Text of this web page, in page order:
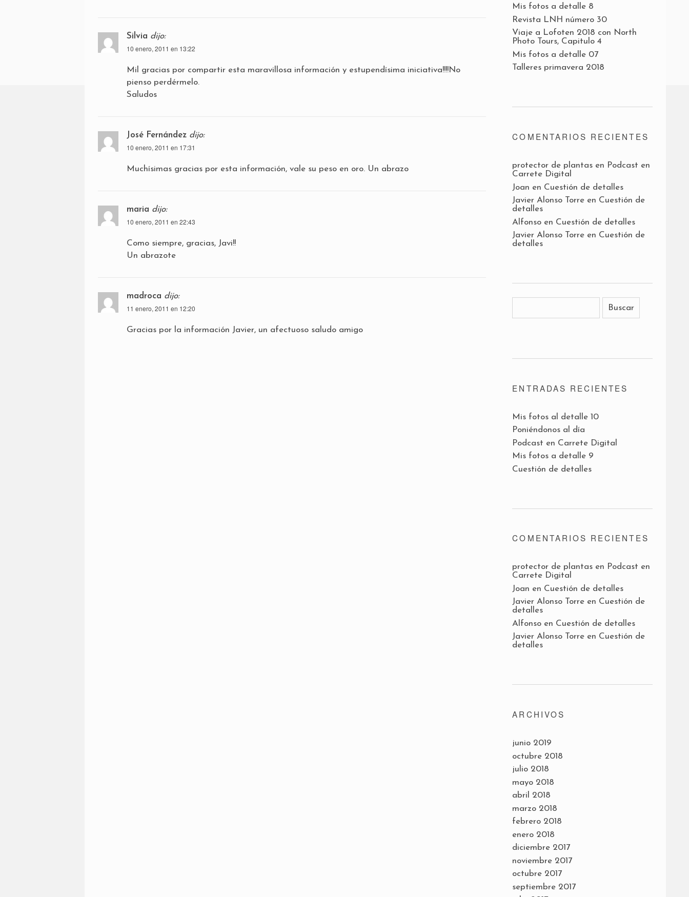
Silvia dijo:
10 enero, 2011 en 13:22
Mil gracias por compartir esta maravillosa información y estupendísima iniciativa!!!!No
pienso perdérmelo.
Saludos
José Fernández dijo:
10 enero, 2011 en 17:31
Muchísimas gracias por esta información, vale su peso en oro. Un abrazo
maria dijo:
10 enero, 2011 en 22:43
Como siempre, gracias, Javi!!
Un abrazote
madroca dijo:
11 enero, 2011 en 12:20
Gracias por la información Javier, un afectuoso saludo amigo
Mis fotos a detalle 8
Revista LNH número 30
Viaje a Lofoten 2018 con North
Photo Tours, Capitulo 4
Mis fotos a detalle 07
Talleres primavera 2018
COMENTARIOS RECIENTES
protector de plantas en Podcast en
Carrete Digital
Joan en Cuestión de detalles
Javier Alonso Torre en Cuestión de
detalles
Alfonso en Cuestión de detalles
Javier Alonso Torre en Cuestión de
detalles
ENTRADAS RECIENTES
Mis fotos al detalle 10
Poniéndonos al día
Podcast en Carrete Digital
Mis fotos a detalle 9
Cuestión de detalles
COMENTARIOS RECIENTES
protector de plantas en Podcast en
Carrete Digital
Joan en Cuestión de detalles
Javier Alonso Torre en Cuestión de
detalles
Alfonso en Cuestión de detalles
Javier Alonso Torre en Cuestión de
detalles
ARCHIVOS
junio 2019
octubre 2018
julio 2018
mayo 2018
abril 2018
marzo 2018
febrero 2018
enero 2018
diciembre 2017
noviembre 2017
octubre 2017
septiembre 2017